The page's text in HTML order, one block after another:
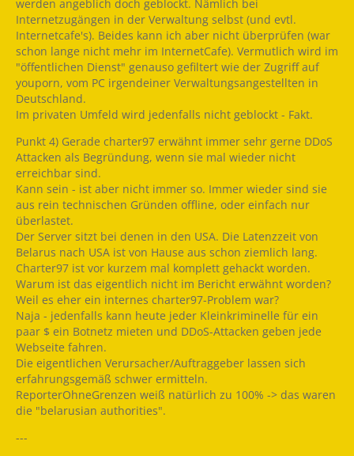
werden angeblich doch geblockt. Nämlich bei
Internetzugängen in der Verwaltung selbst (und evtl.
Internetcafe's). Beides kann ich aber nicht überprüfen (war
schon lange nicht mehr im InternetCafe). Vermutlich wird im
"öffentlichen Dienst" genauso gefiltert wie der Zugriff auf
youporn, vom PC irgendeiner Verwaltungsangestellten in
Deutschland.
Im privaten Umfeld wird jedenfalls nicht geblockt - Fakt.
Punkt 4) Gerade charter97 erwähnt immer sehr gerne DDoS
Attacken als Begründung, wenn sie mal wieder nicht
erreichbar sind.
Kann sein - ist aber nicht immer so. Immer wieder sind sie
aus rein technischen Gründen offline, oder einfach nur
überlastet.
Der Server sitzt bei denen in den USA. Die Latenzzeit von
Belarus nach USA ist von Hause aus schon ziemlich lang.
Charter97 ist vor kurzem mal komplett gehackt worden.
Warum ist das eigentlich nicht im Bericht erwähnt worden?
Weil es eher ein internes charter97-Problem war?
Naja - jedenfalls kann heute jeder Kleinkriminelle für ein
paar $ ein Botnetz mieten und DDoS-Attacken geben jede
Webseite fahren.
Die eigentlichen Verursacher/Auftraggeber lassen sich
erfahrungsgemäß schwer ermitteln.
ReporterOhneGrenzen weiß natürlich zu 100% -> das waren
die "belarusian authorities".
---